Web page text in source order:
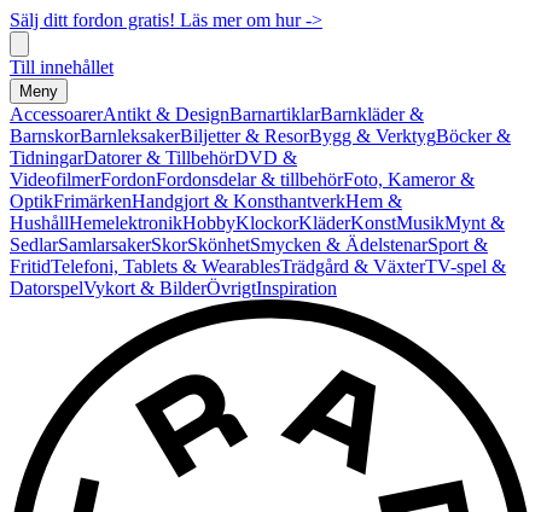
Sälj ditt fordon gratis! Läs mer om hur ->
Till innehållet
Meny
AccessoarerAntikt & DesignBarnartiklarBarnkläder &
BarnskorBarnleksakerBiljetter & ResorBygg & VerktygBöcker &
TidningarDatorer & TillbehörDVD &
VideofilmerFordonFordonsdelar & tillbehörFoto, Kameror &
OptikFrimärkenHandgjort & KonsthantverkHem &
HushållHemelektronikHobbyKlockorKläderKonstMusikMynt &
SedlarSamlarsakerSkorSkönhetSmycken & ÄdelstenarSport &
FritidTelefoni, Tablets & WearablesTrädgård & VäxterTV-spel &
DatorspelVykort & BilderÖvrigtInspiration